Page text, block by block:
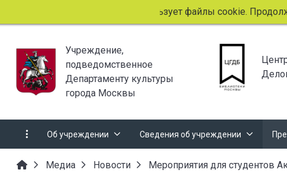
Этот сайт использует файлы cookie. Продолжая
Учреждение,
подведомственное
Департаменту культуры
города Москвы
Об учреждении Сведения об учреждении
Медиа Новости Мероприятия для студентов